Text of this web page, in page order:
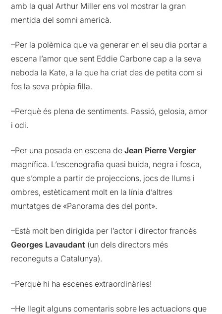
amb la qual Arthur Miller ens vol mostrar la gran
mentida del somni americà.
–Per la polèmica que va generar en el seu dia portar a
escena l’amor que sent Eddie Carbone cap a la seva
neboda la Kate, a la que ha criat des de petita com si
fos la seva pròpia filla.
–Perquè és plena de sentiments. Passió, gelosia, amor
i odi.
–Per una posada en escena deJean Pierre Vergier
magnífica. L’escenografia quasi buida, negra i fosca,
que s’omple a partir de projeccions, jocs de llums i
ombres, estèticament molt en la línia d’altres
muntatges de «Panorama des del pont».
–Està molt ben dirigida per l’actor i director francès
Georges Lavaudant (un dels directors més
reconeguts a Catalunya).
–Perquè hi ha escenes extraordinàries!
–He llegit alguns comentaris sobre les actuacions que